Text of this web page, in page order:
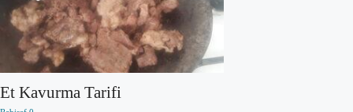
Et Kavurma Tarifi